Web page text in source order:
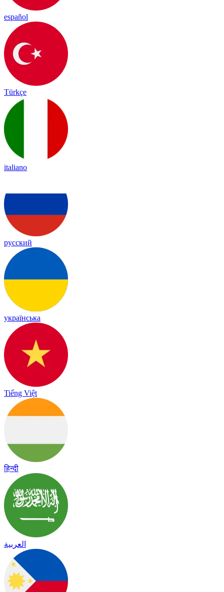
español
Türkçe
italiano
русский
українська
Tiếng Việt
हिन्दी
العربية